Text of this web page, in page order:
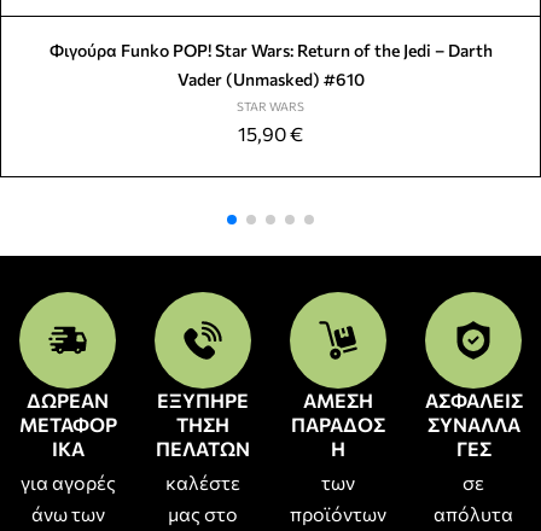
Φιγούρα Funko POP! Star Wars: Return of the Jedi – Darth
Vader (Unmasked) #610
STAR WARS
15,90€
ΔΩΡΕΑΝ
ΜΕΤΑΦΟΡ
ΙΚΑ
για αγορές
άνω των
ΕΞΥΠΗΡΕ
ΤΗΣΗ
ΠΕΛΑΤΩΝ
καλέστε
μας στο
ΑΜΕΣΗ
ΠΑΡΑΔΟΣ
Η
των
προϊόντων
ΑΣΦΑΛΕΙΣ
ΣΥΝΑΛΛΑ
ΓΕΣ
σε
απόλυτα